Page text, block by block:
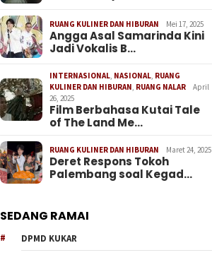
RUANG KULINER DAN HIBURAN Mei 17, 2025
Angga Asal Samarinda Kini
Jadi Vokalis B…
INTERNASIONAL NASIONAL RUANG
KULINER DAN HIBURAN RUANG NALAR
April
26, 2025
Film Berbahasa Kutai Tale
of The Land Me…
RUANG KULINER DAN HIBURAN Maret 24, 2025
Deret Respons Tokoh
Palembang soal Kegad…
SEDANG RAMAI
DPMD KUKAR